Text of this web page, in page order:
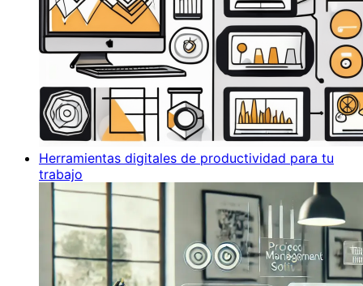
Herramientas digitales de productividad para tu
trabajo